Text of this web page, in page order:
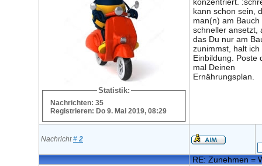
Statistik:
Nachrichten: 35
Registrieren: Do 9. Mai 2019, 08:29
konzentriert.
kann schon sein,
man(n) am Bauch
schneller ansetzt,
das Du nur am
zunimmst, halt ich
Einbildung. Poste
mal Deinen
Ernährungsplan.
Nachricht# 2
RE: Zunehmen =